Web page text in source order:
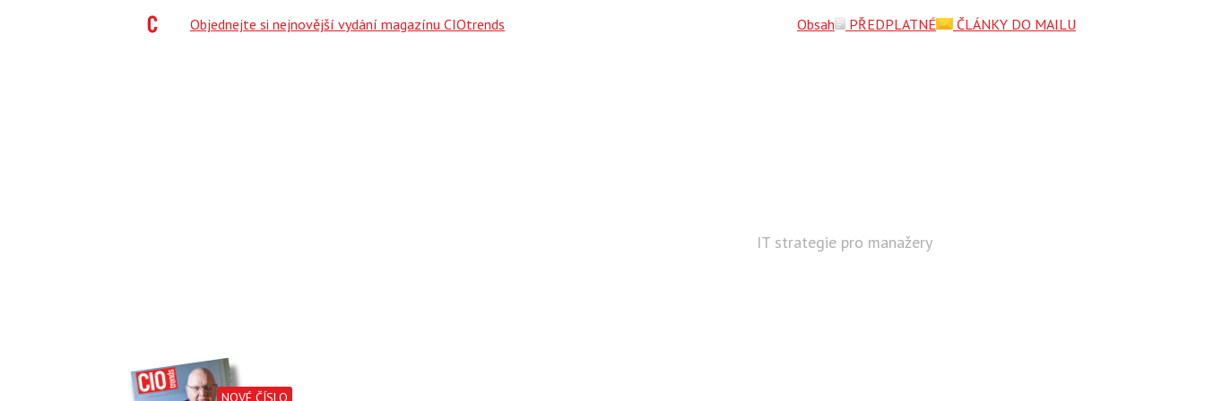
NOVÉ ČÍSLO
IT strategie pro manažery
Objednejte si nejnovější vydání magazínu CIOtrends Obsah PŘEDPLATNÉ ČLÁNKY DO MAILU